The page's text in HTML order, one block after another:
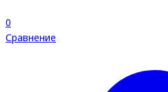
0
Сравнение